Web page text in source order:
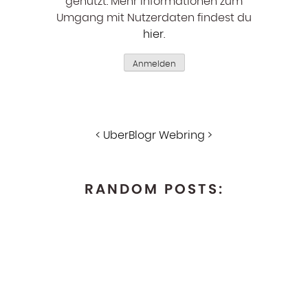
Umgang mit Nutzerdaten findest du
hier.
Anmelden
< UberBlogr Webring >
RANDOM POSTS: